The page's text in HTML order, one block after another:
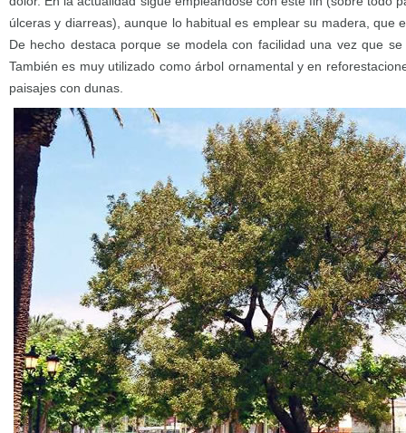
úlceras y diarreas), aunque lo habitual es emplear su madera, que
De hecho destaca porque se modela con facilidad una vez que
También es muy utilizado como árbol ornamental y en
paisajes con dunas.